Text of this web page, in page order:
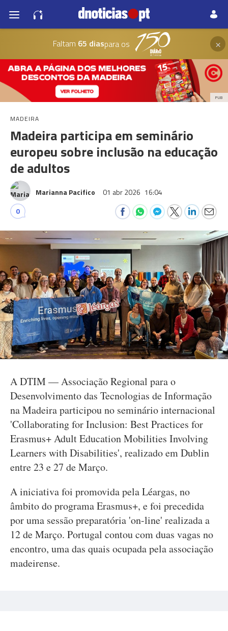
Faltam 65 diaspara os ×
PUB
MADEIRA
Madeira participa em seminário
europeu sobre inclusão na educação
de adultos
Marianna Pacifico 01 abr 2026 16:04
0
A DTIM — Associação Regional para o
Desenvolvimento das Tecnologias de Informação
na Madeira participou no seminário internacional
'Collaborating for Inclusion: Best Practices for
Erasmus+ Adult Education Mobilities Involving
Learners with Disabilities', realizado em Dublin
entre 23 e 27 de Março.
A iniciativa foi promovida pela Léargas, no
âmbito do programa Erasmus+, e foi precedida
por uma sessão preparatória 'on-line' realizada a
12 de Março. Portugal contou com duas vagas no
encontro, uma das quais ocupada pela associação
madeirense.